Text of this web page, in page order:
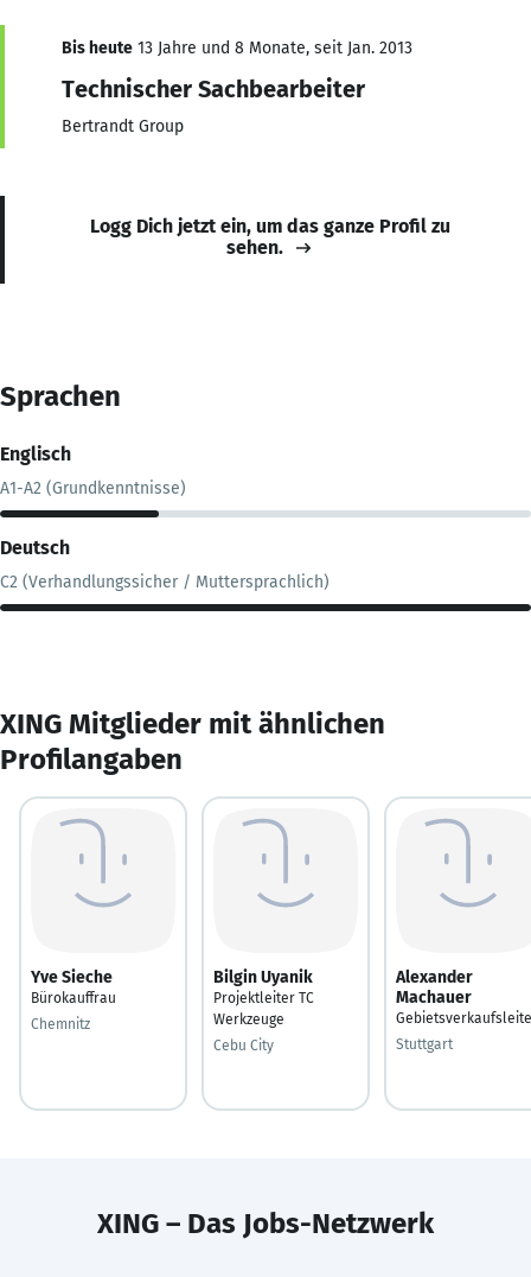
Bis heute 13 Jahre und 8 Monate, seit Jan. 2013
Technischer Sachbearbeiter
Bertrandt Group
Logg Dich jetzt ein, um das ganze Profil zu
sehen.
Sprachen
Englisch
A1-A2 (Grundkenntnisse)
Deutsch
C2 (Verhandlungssicher / Muttersprachlich)
XING Mitglieder mit ähnlichen
Profilangaben
Yve Sieche
Bürokauffrau
Chemnitz
Bilgin Uyanik
Projektleiter TC
Werkzeuge
Cebu City
Alexander
Machauer
Stuttgart
XING – Das Jobs-Netzwerk